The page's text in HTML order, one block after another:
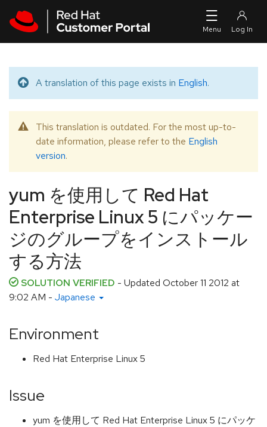
Translated message
A translation of this page exists in English.
Warning message
This translation is outdated. For the most up-to-
date information, please refer to the English
version.
yum を使用して Red Hat
Enterprise Linux 5 にパッケー
ジのグループをインストール
する方法
SOLUTION VERIFIED - Updated October 11 2012 at
9:02 AM - Japanese
Environment
Red Hat Enterprise Linux 5
Issue
yum を使用して Red Hat Enterprise Linux 5 にパッケ